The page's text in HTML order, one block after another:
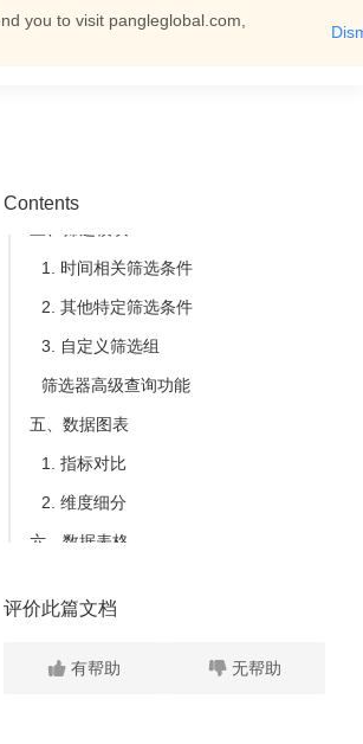
you to visit pangleglobal.com,
Contents
2. 功能优势
1. 时间相关筛选条件
2. 其他特定筛选条件
3. 自定义筛选组
筛选器高级查询功能
五、数据图表
1. 指标对比
2. 维度细分
六、数据表格
2. 数据表格展示
评价此篇文档
有帮助 无帮助